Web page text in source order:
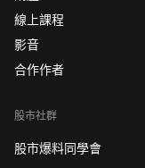
線上課程
影音
合作作者
股市社群
股市爆料同學會